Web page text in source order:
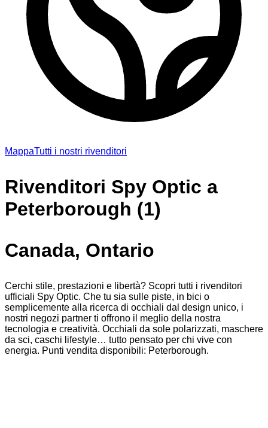
MappaTutti i nostri rivenditori
Rivenditori Spy Optic a
Peterborough (1)
Canada, Ontario
Cerchi stile, prestazioni e libertà? Scopri tutti i rivenditori
ufficiali Spy Optic. Che tu sia sulle piste, in bici o
semplicemente alla ricerca di occhiali dal design unico, i
nostri negozi partner ti offrono il meglio della nostra
tecnologia e creatività. Occhiali da sole polarizzati, maschere
da sci, caschi lifestyle… tutto pensato per chi vive con
energia. Punti vendita disponibili: Peterborough.